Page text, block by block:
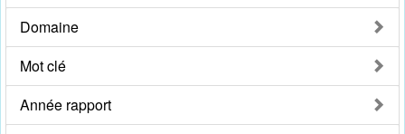
Domaine
Mot clé
Année rapport